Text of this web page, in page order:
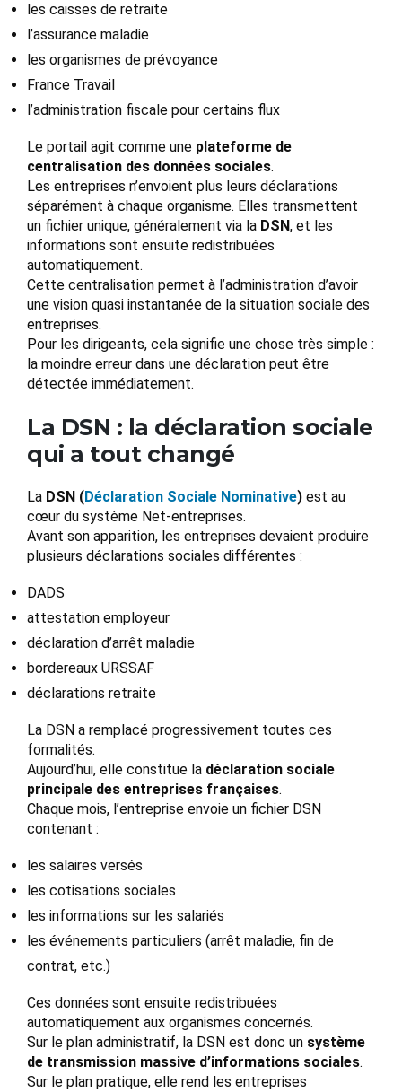
les caisses de retraite
l’assurance maladie
les organismes de prévoyance
France Travail
l’administration fiscale pour certains flux
Le portail agit comme une plateforme de
centralisation des données sociales.
Les entreprises n’envoient plus leurs déclarations
séparément à chaque organisme. Elles transmettent
un fichier unique, généralement via la DSN, et les
informations sont ensuite redistribuées
automatiquement.
Cette centralisation permet à l’administration d’avoir
une vision quasi instantanée de la situation sociale des
entreprises.
Pour les dirigeants, cela signifie une chose très simple :
la moindre erreur dans une déclaration peut être
détectée immédiatement.
La DSN : la déclaration sociale
qui a tout changé
La DSN (Déclaration Sociale Nominative) est au
cœur du système Net-entreprises.
Avant son apparition, les entreprises devaient produire
plusieurs déclarations sociales différentes :
DADS
attestation employeur
déclaration d’arrêt maladie
bordereaux URSSAF
déclarations retraite
La DSN a remplacé progressivement toutes ces
formalités.
Aujourd’hui, elle constitue la déclaration sociale
principale des entreprises françaises.
Chaque mois, l’entreprise envoie un fichier DSN
contenant :
les salaires versés
les cotisations sociales
les informations sur les salariés
les événements particuliers (arrêt maladie, fin de
contrat, etc.)
Ces données sont ensuite redistribuées
automatiquement aux organismes concernés.
Sur le plan administratif, la DSN est donc un système
de transmission massive d’informations sociales.
Sur le plan pratique, elle rend les entreprises